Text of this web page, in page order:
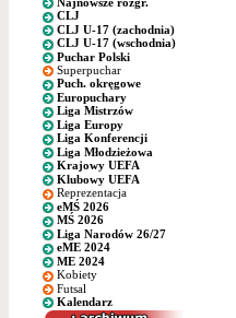
CLJ
CLJ U-17 (zachodnia)
CLJ U-17 (wschodnia)
Puchar Polski
Superpuchar
Puch. okręgowe
Europuchary
Liga Mistrzów
Liga Europy
Liga Konferencji
Liga Młodzieżowa
Krajowy UEFA
Klubowy UEFA
Reprezentacja
eMŚ 2026
MŚ 2026
Liga Narodów 26/27
eME 2024
ME 2024
Kobiety
Futsal
Kalendarz